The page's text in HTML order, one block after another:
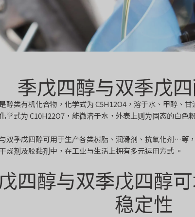
季戊四醇与双季戊
醇类有机化合物，化学式为 C5H12O4，溶于水、甲醇、
学式为 C10H22O7，能微溶于水，外表上则为固态的白色
双季戊四醇可用于生产各类树脂、润滑剂、抗氧化剂…等
燥剂及胶黏剂中，在工业与生活上拥有多元运用方式 。
四醇与双季戊四醇
稳定性